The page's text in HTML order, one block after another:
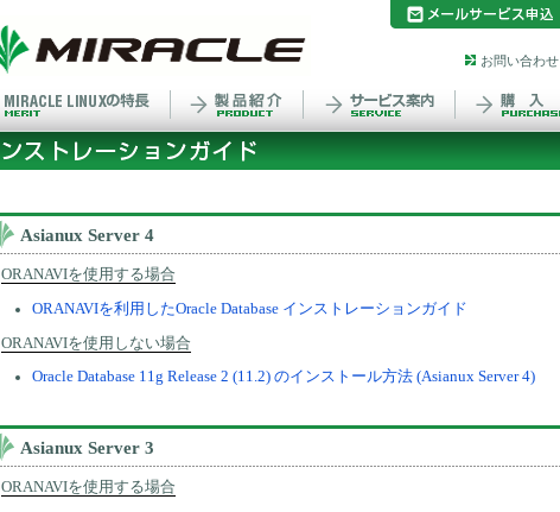
お問い合わせ
Asianux Server 4
ORANAVIを使用する場合
ORANAVIを利用したOracle Database インストレーションガイド
ORANAVIを使用しない場合
Oracle Database 11g Release 2 (11.2) のインストール方法 (Asianux Server 4)
Asianux Server 3
ORANAVIを使用する場合